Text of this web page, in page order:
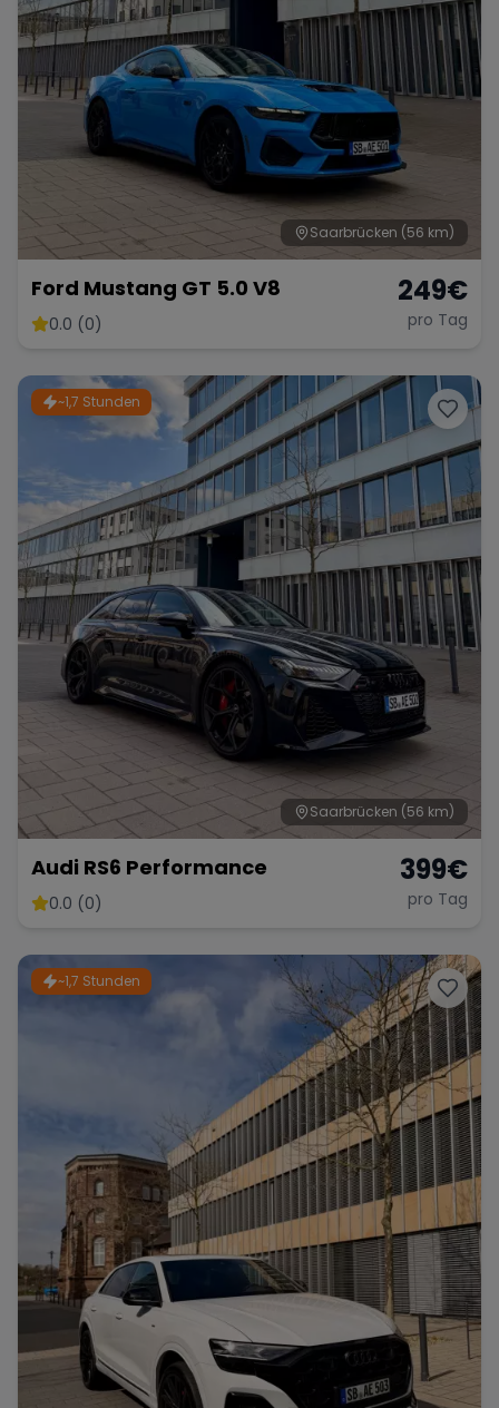
Saarbrücken (56 km)
Ford Mustang GT 5.0 V8
0.0 (0)
249€
pro Tag
~1,7 Stunden
Saarbrücken (56 km)
Audi RS6 Performance
0.0 (0)
399€
pro Tag
~1,7 Stunden